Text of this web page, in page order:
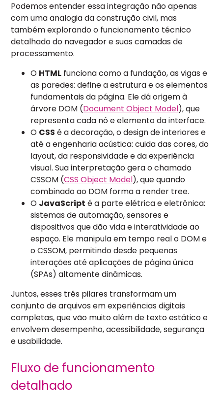
Podemos entender essa integração não apenas
com uma analogia da construção civil, mas
também explorando o funcionamento técnico
detalhado do navegador e suas camadas de
processamento.
O HTML funciona como a fundação, as vigas e
as paredes: define a estrutura e os elementos
fundamentais da página. Ele dá origem à
árvore DOM (Document Object Model), que
representa cada nó e elemento da interface.
O CSS é a decoração, o design de interiores e
até a engenharia acústica: cuida das cores, do
layout, da responsividade e da experiência
visual. Sua interpretação gera o chamado
CSSOM (CSS Object Model), que quando
combinado ao DOM forma a render tree.
O JavaScript é a parte elétrica e eletrônica:
sistemas de automação, sensores e
dispositivos que dão vida e interatividade ao
espaço. Ele manipula em tempo real o DOM e
o CSSOM, permitindo desde pequenas
interações até aplicações de página única
(SPAs) altamente dinâmicas.
Juntos, esses três pilares transformam um
conjunto de arquivos em experiências digitais
completas, que vão muito além de texto estático e
envolvem desempenho, acessibilidade, segurança
e usabilidade.
Fluxo de funcionamento
detalhado